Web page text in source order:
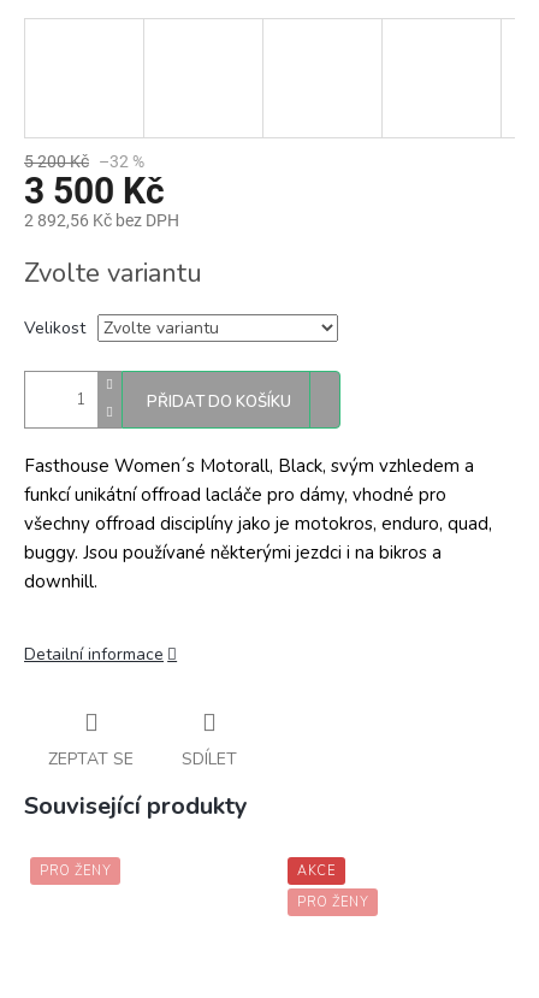
5 200 Kč –32 %
3 500 Kč
2 892,56 Kč bez DPH
cena:
Zvolte variantu
Velikost
PŘIDAT DO KOŠÍKU
Fasthouse Women´s Motorall, Black, svým vzhledem a
funkcí unikátní offroad lacláče pro dámy, vhodné pro
všechny offroad disciplíny jako je motokros, enduro, quad,
buggy. Jsou používané některými jezdci i na bikros a
downhill.
Detailní informace
ZEPTAT SE SDÍLET
Související produkty
PRO ŽENY
AKCE
PRO ŽENY